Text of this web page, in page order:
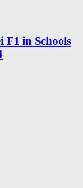
F1 in Schools